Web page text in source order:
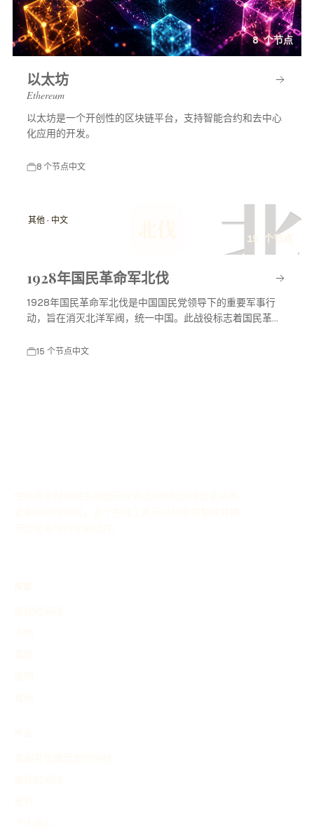
8 个节点
以太坊
Ethereum
以太坊是一个开创性的区块链平台，支持智能合约和去中心
化应用的开发。
8 个节点中文
北
其他 · 中文
15 个节点
1928年国民革命军北伐
1928年国民革命军北伐是中国国民党领导下的重要军事行
动，旨在消灭北洋军阀，统一中国。此战役标志着国民革命
15 个节点中文